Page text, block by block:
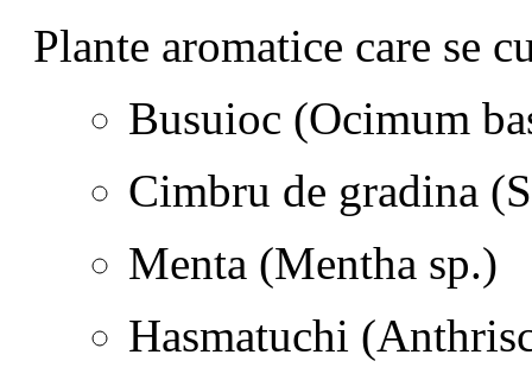
Plante aromatice care se
Busuioc (Ocimum
Cimbru de gradina
Menta (Mentha sp.)
Hasmatuchi